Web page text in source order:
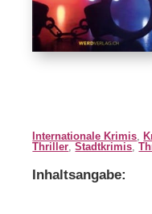
Internationale Krimis ,
Thriller ,Stadtkrimis ,
Inhaltsangabe: